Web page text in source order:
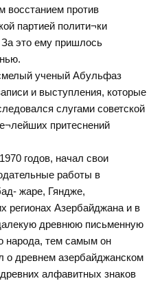
восстанием против
партией полити¬ки
это ему пришлось
ученый Абульфаз
и выступления, которые
слугами советской
притеснений
годов, начал свои
работы в
жаре, Гяндже,
регионах Азербайджана и в
древнюю письменную
народа, тем самым он
о древнем азербайджанском
алфавитных знаков